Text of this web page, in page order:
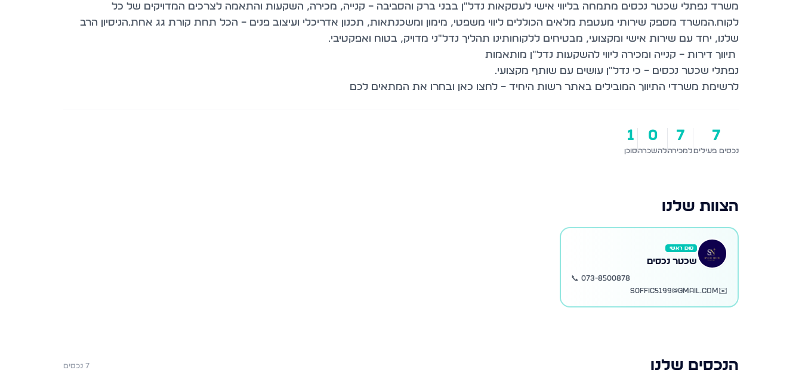
משרד נפתלי שכטר נכסים מתמחה בליווי אישי לעסקאות נדל"ן בבני ברק והסביבה – קנייה, מכירה, השקעות והתאמה לצרכים המדויקים של כל
לקוח.המשרד מספק שירותי מעטפת מלאים הכוללים ליווי משפטי, מימון ומשכנתאות, תכנון אדריכלי ועיצוב פנים – הכל תחת קורת גג אחת.הניסיון הרב
לרשימת משרדי התיווך המובילים באתר רשות היחיד – לחצו כאן ובחרו את המתאים לכם
7
נכסים פעילים
7
למכירה
0
להשכרה
1
סוכן
הצוות שלנו
סוכן ראשי
שכטר נכסים
📞 073-8500878
✉️
s0ffic5199@gmail.com
הנכסים שלנו 7 נכסים